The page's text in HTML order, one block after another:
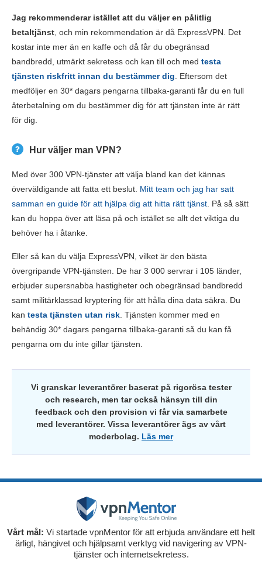
Jag rekommenderar istället att du väljer en pålitlig
betaltjänst , och min rekommendation är då ExpressVPN. Det
kostar inte mer än en kaffe och då får du obegränsad
bandbredd, utmärkt sekretess och kan till och med testa
tjänsten riskfritt innan du bestämmer dig . Eftersom det
medföljer en 30* dagars pengarna tillbaka-garanti får du en full
återbetalning om du bestämmer dig för att tjänsten inte är rätt
för dig.
Hur väljer man VPN?
Med över 300 VPN-tjänster att välja bland kan det kännas
överväldigande att fatta ett beslut. Mitt team och jag har satt
samman en guide för att hjälpa dig att hitta rätt tjänst . På så sätt
kan du hoppa över att läsa på och istället se allt det viktiga du
behöver ha i åtanke.
Eller så kan du välja ExpressVPN, vilket är den bästa
övergripande VPN-tjänsten. De har 3 000 servrar i 105 länder,
erbjuder supersnabba hastigheter och obegränsad bandbredd
samt militärklassad kryptering för att hålla dina data säkra. Du
kan testa tjänsten utan risk . Tjänsten kommer med en
behändig 30* dagars pengarna tillbaka-garanti så du kan få
pengarna om du inte gillar tjänsten.
Vi granskar leverantörer baserat på rigorösa tester
och research, men tar också hänsyn till din
feedback och den provision vi får via samarbete
med leverantörer. Vissa leverantörer ägs av vårt
moderbolag. Läs mer
Vårt mål: Vi startade vpnMentor för att erbjuda användare ett helt
ärligt, hängivet och hjälpsamt verktyg vid navigering av VPN-
tjänster och internetsekretess.